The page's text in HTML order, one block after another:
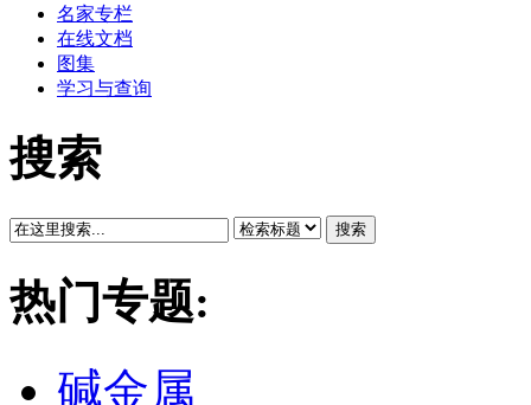
名家专栏
在线文档
图集
学习与查询
搜索
搜索
热门专题:
碱金属